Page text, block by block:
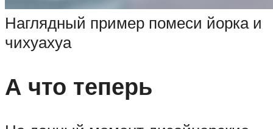
Наглядный пример помеси йорка и
чихуахуа
А что теперь